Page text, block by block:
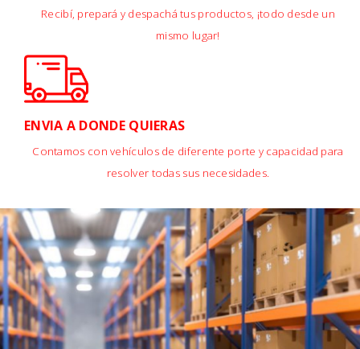
Recibí, prepará y despachá tus productos, ¡todo desde un
mismo lugar!
ENVIA A DONDE QUIERAS
Contamos con vehículos de diferente porte y capacidad para
resolver todas sus necesidades.